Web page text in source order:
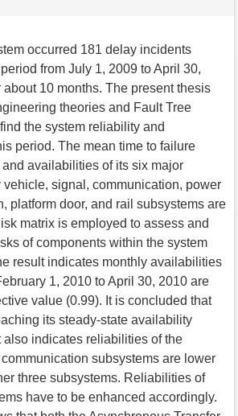
occurred 181 delay incidents
from July 1, 2009 to April 30,
about 10 months. The present thesis
theories and Fault Tree
the system reliability and
period. The mean time to failure
availabilities of its six major
signal, communication, power
platform door, and rail subsystems are
matrix is employed to assess and
of components within the system
result indicates monthly availabilities
1, 2010 to April 30, 2010 are
value (0.99). It is concluded that
its steady-state availability
also indicates reliabilities of the
subsystems are lower
three subsystems. Reliabilities of
have to be enhanced accordingly.